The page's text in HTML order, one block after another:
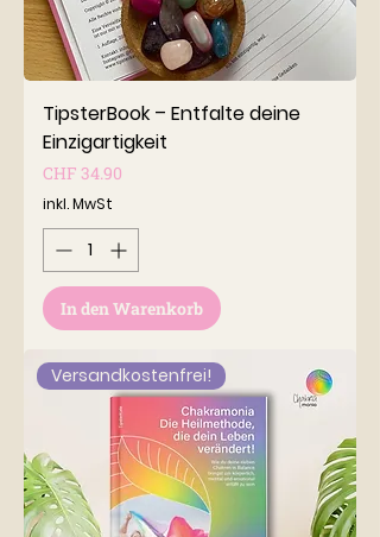
TipsterBook – Entfalte deine
Einzigartigkeit
Preis
CHF 34.90
inkl. MwSt
In den Warenkorb
Versandkostenfrei!